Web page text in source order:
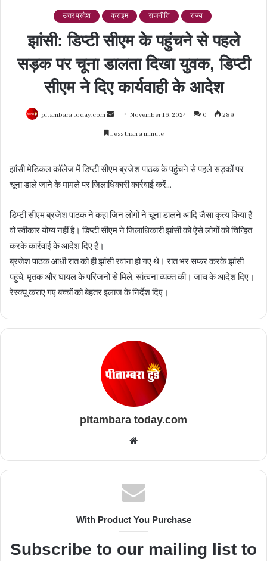
उत्तर प्रदेश क्राइम राजनीति राज्य
झांसी: डिप्टी सीएम के पहुंचने से पहले
सड़क पर चूना डालता दिखा युवक, डिप्टी
सीएम ने दिए कार्यवाही के आदेश
pitambara today.com
Send November 16, 2024 0 289
Less than a minute
झांसी मेडिकल कॉलेज में डिप्टी सीएम ब्रजेश पाठक के पहुंचने से पहले सड़कों पर
चूना डाले जाने के मामले पर जिलाधिकारी कार्रवाई करें…
डिप्टी सीएम ब्रजेश पाठक ने कहा जिन लोगों ने चूना डालने आदि जैसा कृत्य किया है
वो स्वीकार योग्य नहीं है। डिप्टी सीएम ने जिलाधिकारी झांसी को ऐसे लोगों को चिन्हित
करके कार्रवाई के आदेश दिए हैं।
ब्रजेश पाठक आधी रात को ही झांसी रवाना हो गए थे। रात भर सफर करके झांसी
पहुंचे, मृतक और घायल के परिजनों से मिले, सांत्वना व्यक्त की। जांच के आदेश दिए।
रेस्क्यू कराए गए बच्चों को बेहतर इलाज के निर्देश दिए।
pitambara today.com
Website
With Product You Purchase
Subscribe to our mailing list to